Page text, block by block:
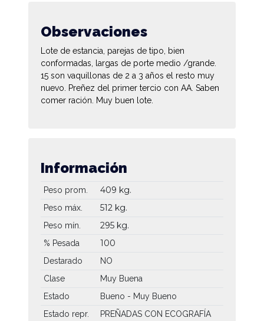
Observaciones
Lote de estancia, parejas de tipo, bien
conformadas, largas de porte medio /grande.
15 son vaquillonas de 2 a 3 años el resto muy
nuevo. Preñez del primer tercio con AA. Saben
comer ración. Muy buen lote.
Información
Peso prom. 409 kg.
Peso máx. 512 kg.
Peso mín. 295 kg.
% Pesada 100
Destarado
NO
Clase
Muy Buena
Estado
Bueno - Muy Bueno
Estado repr.
PREÑADAS CON ECOGRAFÍA